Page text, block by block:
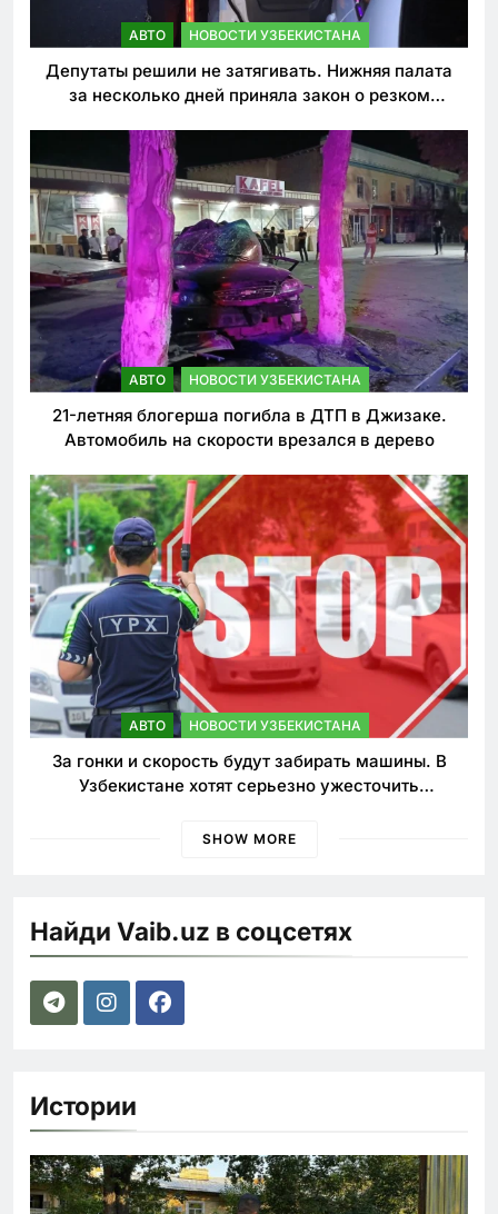
АВТО НОВОСТИ УЗБЕКИСТАНА
Депутаты решили не затягивать. Нижняя палата
за несколько дней приняла закон о резком
АВТО НОВОСТИ УЗБЕКИСТАНА
21-летняя блогерша погибла в ДТП в Джизаке.
Автомобиль на скорости врезался в дерево
АВТО НОВОСТИ УЗБЕКИСТАНА
За гонки и скорость будут забирать машины. В
Узбекистане хотят серьезно ужесточить
SHOW MORE
Найди Vaib.uz в соцсетях
Истории